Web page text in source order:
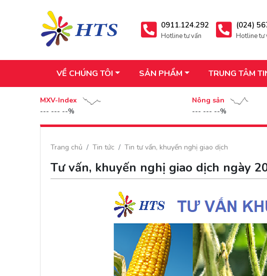
0911.124.292
Hotline tư vấn
(024)
Hotline tư
VỀ CHÚNG TÔI SẢN PHẨM TRUNG TÂM
MXV-Index
--- --- --%
Nông sản
--- --- --%
Trang chủ Tin tức Tin tư vấn, khuyến nghị giao dịch
Tư vấn, khuyến nghị giao dịch ngày